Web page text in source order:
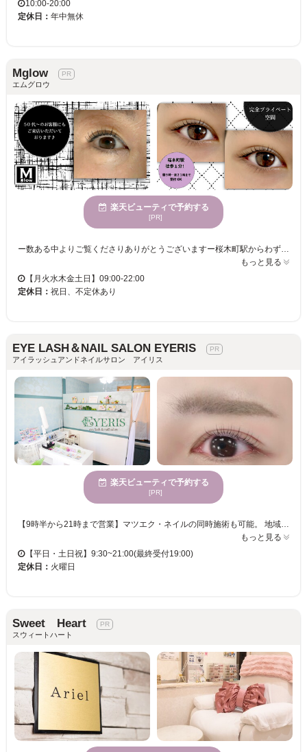
10:00-20:00
定休日： 年中無休
Mglow
エムグロウ
楽天ビューティで予約する
[PR]
ー数ある中よりご覧くださりありがとうございますー桜木町駅からわずか徒歩1分、馬車道駅から徒歩７分、日ノ出町駅から徒歩７分という便利なロケーションで、夜21時まで営業しているため、お仕事帰りにも立ち寄りやすい環境です♪お客様一人ひとりの理想のお目元を実現するための丁寧なカウンセリングとアフターケアを行っており、安心してご利用いただけます。パーマロッドの種類も豊富!あなたの"なりたい"を叶えられたらなと思います！幅広い年齢層の方からご利用いただいております！まつ毛パーマが初めての方もどうぞお気軽に！！お客様自身の個性を最大限に引き出し、自信を持てるようなお目元を手に入れられるよう努めております♪Mglowで理想のまつげスタイルを実現し、自分らしさに磨きをかけてみませんか♪
もっと見る
【月火水木金土日】09:00-22:00
定休日： 祝日、不定休あり
EYE LASH＆NAIL SALON EYERIS
アイラッシュアンドネイルサロン アイリス
楽天ビューティで予約する
[PR]
【9時半から21時まで営業】マツエク・ネイルの同時施術も可能。 地域最安値で初めての方もトライしやすい。 心地のよい雰囲気でリラックスして施術を受けられます◎ カウンセリングを重視しているので、なりたい目元をお聞かせください♪マツエク初心者の方もお任せ◎ 長さ・カールの種類など、お客様の目元に合うデザイン考案をさせて頂きます☆ 自分がなりたい理想の目元を手に入れてみませんか？？ お気軽にご来店下さい☆
もっと見る
【平日・土日祝】9:30~21:00(最終受付19:00)
定休日： 火曜日
Sweet Heart
スウィートハート